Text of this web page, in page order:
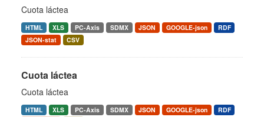
Cuota láctea
HTML XLS PC-Axis SDMX JSON GOOGLE-json
RDF
JSON-stat
CSV
Cuota láctea
Cuota láctea
HTML XLS PC-Axis SDMX JSON GOOGLE-json
RDF